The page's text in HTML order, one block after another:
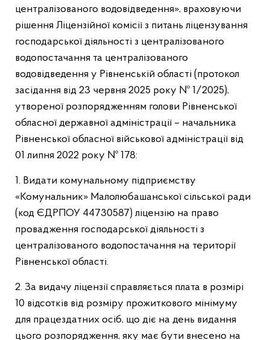
централізованого водовідведення», враховуючи
рішення Ліцензійної комісії з питань ліцензування
господарської діяльності з централізованого
водопостачання та централізованого
водовідведення у Рівненській області (протокол
засідання від 23 червня 2025 року № 1/2025),
утвореної розпорядженням голови Рівненської
обласної державної адміністрації – начальника
Рівненської обласної військової адміністрації від
01 липня 2022 року № 178:
1. Видати комунальному підприємству
«Комунальник» Малолюбашанської сільської ради
(код ЄДРПОУ 44730587) ліцензію на право
провадження господарської діяльності з
централізованого водопостачання на території
Рівненської області.
2. За видачу ліцензії справляється плата в розмірі
10 відсотків від розміру прожиткового мінімуму
для працездатних осіб, що діє на день видання
цього розпорядження, яку має бути внесено на